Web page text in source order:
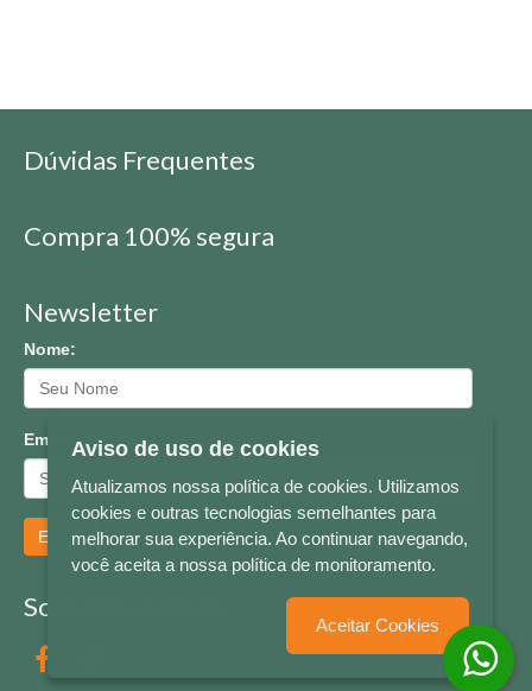
Dúvidas Frequentes
Compra 100% segura
Newsletter
Nome:
Email:
Enviar
Socialize conosco
Aviso de uso de cookies
Atualizamos nossa política de cookies. Utilizamos
cookies e outras tecnologias semelhantes para
melhorar sua experiência. Ao continuar navegando,
você aceita a nossa política de monitoramento.
Aceitar Cookies